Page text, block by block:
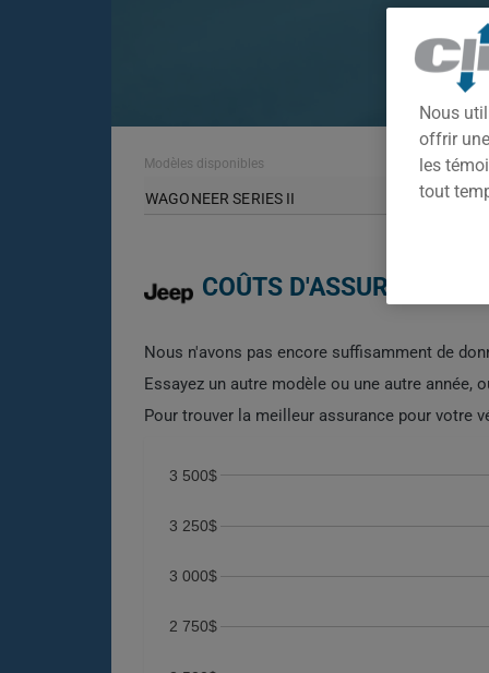
Modèles disponibles
WAGONEER SERIES II
COÛTS D'ASSURANCE
Nous n'avons pas encore suffisamment de
Essayez un autre modèle ou une autre
Pour trouver la meilleur assurance pour votre
2 750$
3 000$
3 250$
3 500$
Nous
offrir
les
tout